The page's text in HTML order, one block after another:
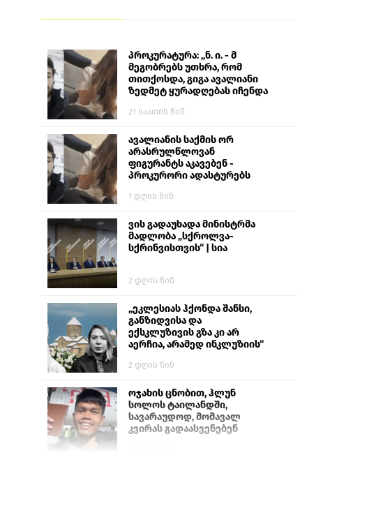
პროკურატურა: „ნ. ი. - მ
მეგობრებს უთხრა, რომ
თითქოსდა, გიგა ავალიანი
ზედმეტ ყურადღებას იჩენდა
ალექსანდრე გაბაშვილი
გიგა ავალიანს“
21 საათის წინ
ავალიანის საქმის ორ
არასრულწლოვან
ფიგურანტს აკავებენ -
პროკურორი ადასტურებს
1 დღის წინ
ვის გადაუხადა მინისტრმა
მადლობა „სქროლვა-
სქრინვისთვის“ | სია
2 დღის წინ
„ეკლესიას ჰქონდა შანსი,
განზიდვისა და
ექსკლუზივის გზა კი არ
აერჩია, არამედ ინკლუზიის“
2 დღის წინ
ოჯახის ცნობით, ჰლუნ
სოლოს ტაილანდში,
სავარაუდოდ, მომავალ
კვირას გადაასვენებენ